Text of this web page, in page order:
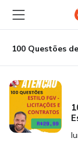
para
conteúdo
principal
para
pagamento
para
rodapé